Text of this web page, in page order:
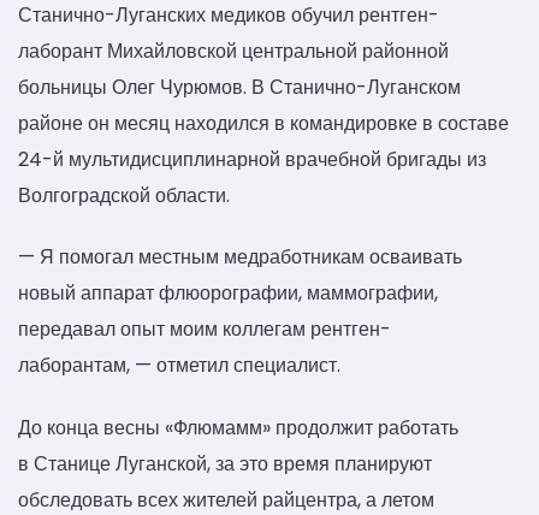
Станично-Луганских медиков обучил рентген-
лаборант Михайловской центральной районной
больницы Олег Чурюмов. В Станично-Луганском
районе он месяц находился в командировке в составе
24-й мультидисциплинарной врачебной бригады из
Волгоградской области.
— Я помогал местным медработникам осваивать
новый аппарат флюорографии, маммографии,
передавал опыт моим коллегам рентген-
лаборантам, — отметил специалист.
До конца весны «Флюмамм» продолжит работать
в Станице Луганской, за это время планируют
обследовать всех жителей райцентра, а летом